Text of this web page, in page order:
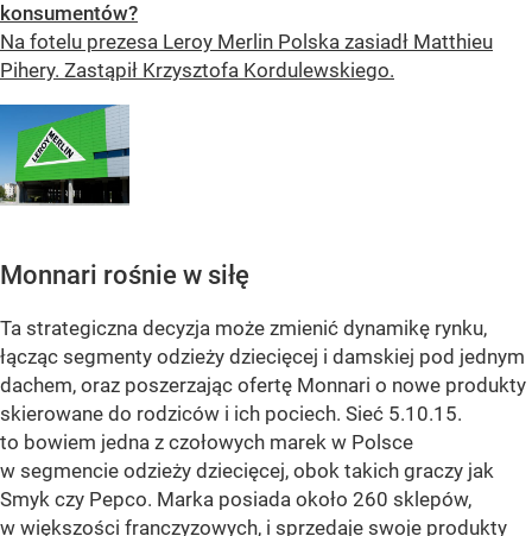
konsumentów?
Na fotelu prezesa Leroy Merlin Polska zasiadł Matthieu
Pihery. Zastąpił Krzysztofa Kordulewskiego.
Monnari rośnie w siłę
Ta strategiczna decyzja może zmienić dynamikę rynku,
łącząc segmenty odzieży dziecięcej i damskiej pod jednym
dachem, oraz poszerzając ofertę Monnari o nowe produkty
skierowane do rodziców i ich pociech. Sieć 5.10.15.
to bowiem jedna z czołowych marek w Polsce
w segmencie odzieży dziecięcej, obok takich graczy jak
Smyk czy Pepco. Marka posiada około 260 sklepów,
w większości franczyzowych, i sprzedaje swoje produkty